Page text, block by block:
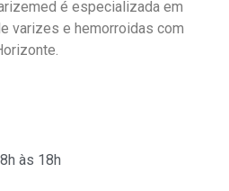
é especializada em
varizes e hemorroidas com
às 18h